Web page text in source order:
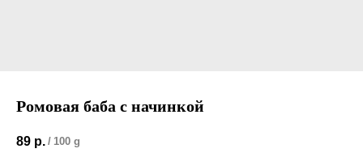
Ромовая баба с начинкой
89 р. / 100 g